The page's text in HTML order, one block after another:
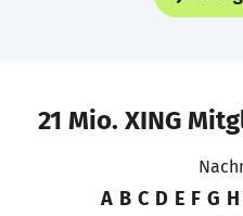
21 Mio. XING
A B C D E F G H